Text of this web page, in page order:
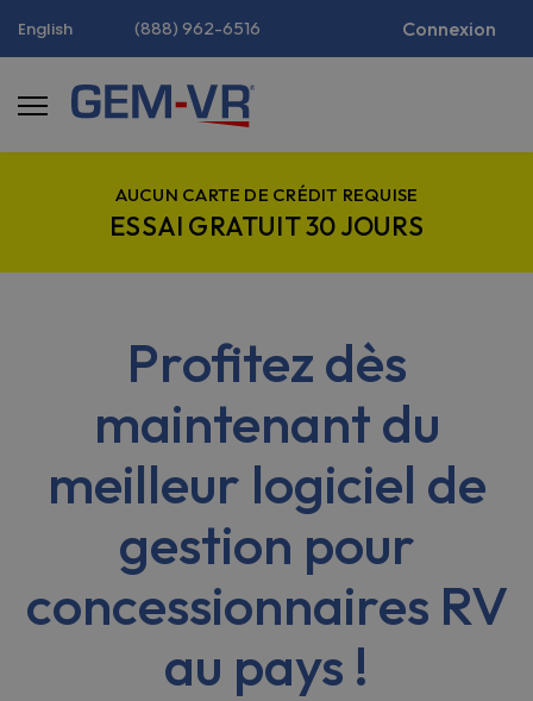
English (888) 962-6516 Connexion
AUCUN CARTE DE CRÉDIT REQUISE
ESSAI GRATUIT 30 JOURS
Profitez dès
maintenant du
meilleur logiciel de
gestion pour
concessionnaires RV
au pays !